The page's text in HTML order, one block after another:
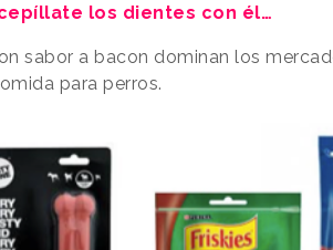
los dientes con él…
sabor a bacon dominan los
para perros.